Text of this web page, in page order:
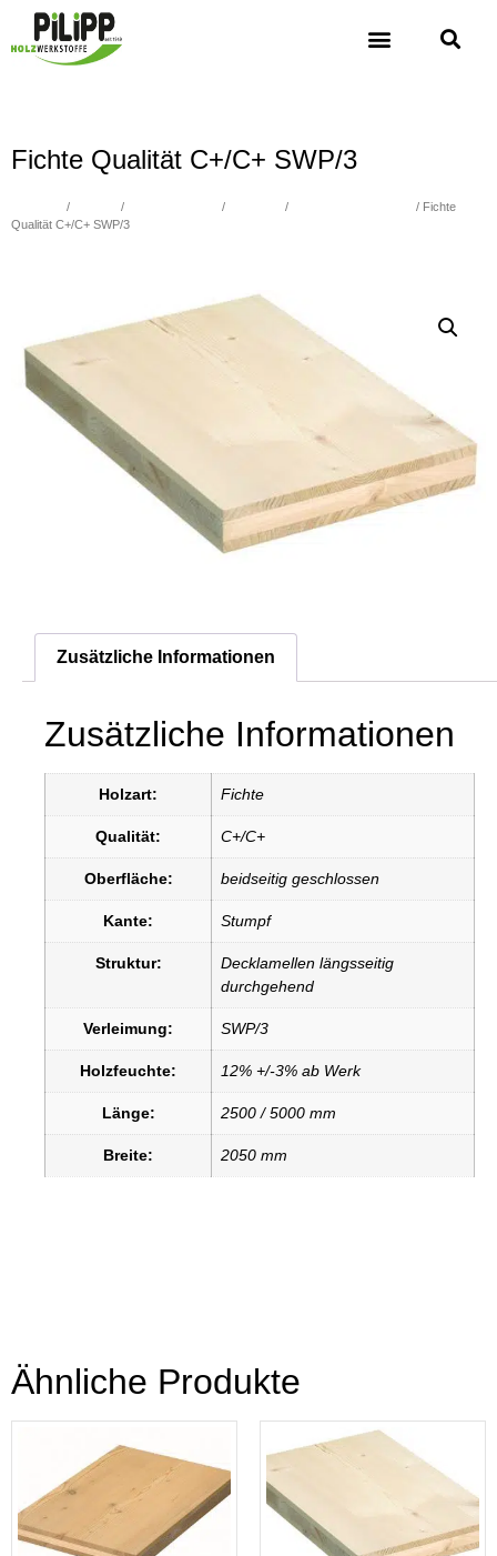
Fichte Qualität C+/C+ SWP/3
/ / / /
/ Fichte
Qualität C+/C+ SWP/3
Zusätzliche Informationen
Zusätzliche Informationen
Holzart: Fichte
Qualität: C+/C+
Oberfläche: beidseitig geschlossen
Kante: Stumpf
Struktur:
Decklamellen längsseitig
durchgehend
Verleimung: SWP/3
Holzfeuchte: 12% +/-3% ab Werk
Länge: 2500 / 5000 mm
Breite: 2050 mm
Ähnliche Produkte